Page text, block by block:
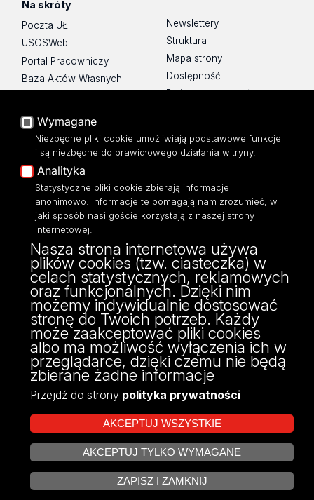
Na skróty
Poczta UŁ
USOSWeb
Portal Pracowniczy
Baza Aktów Własnych
Eksperci UŁ
Polityka Prywatności
Dostępność
Newslettery
Struktura
Mapa strony
Dostępność
Polityka prywatności
Wydział Zarządzania
Uniwersytetu Łódzkiego
ul. Matejki 22/26
90-237 Łódź
tel: 42 635 51 22
NIP 724 000 32 43
Projekt Multiportalu UŁ współfinansowany z funduszy Unii Europejskiej w
ramach konkursu NCBR
Wymagane
Niezbędne pliki cookie umożliwiają podstawowe funkcje
i są niezbędne do prawidłowego działania witryny.
Analityka
Statystyczne pliki cookie zbierają informacje
anonimowo. Informacje te pomagają nam zrozumieć, w
jaki sposób nasi goście korzystają z naszej strony
internetowej.
Nasza strona internetowa używa
plików cookies (tzw. ciasteczka) w
celach statystycznych, reklamowych
oraz funkcjonalnych. Dzięki nim
możemy indywidualnie dostosować
stronę do Twoich potrzeb. Każdy
może zaakceptować pliki cookies
albo ma możliwość wyłączenia ich w
przeglądarce, dzięki czemu nie będą
zbierane żadne informacje
Przejdź do strony polityka prywatności
AKCEPTUJ WSZYSTKIE
AKCEPTUJ TYLKO WYMAGANE
ZAPISZ I ZAMKNIJ
ZARZĄDZAJ COOKIES